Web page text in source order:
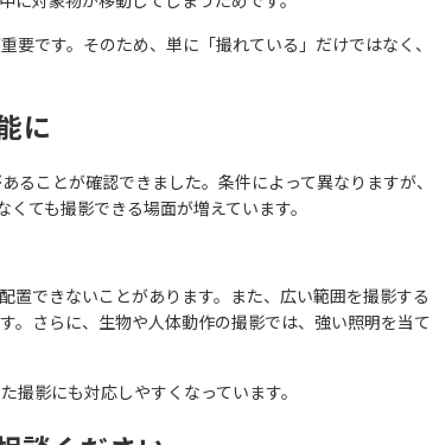
です。そのため、単に「撮れている」だけではなく、
に
ことが確認できました。条件によって異なりますが、
ても撮影できる場面が増えています。
置できないことがあります。また、広い範囲を撮影する
。さらに、生物や人体動作の撮影では、強い照明を当て
影にも対応しやすくなっています。